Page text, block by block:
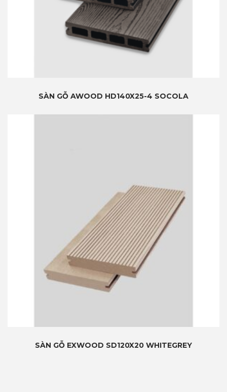
SÀN GỖ AWOOD HD140X25-4 SOCOLA
SÀN GỖ EXWOOD SD120X20 WHITEGREY